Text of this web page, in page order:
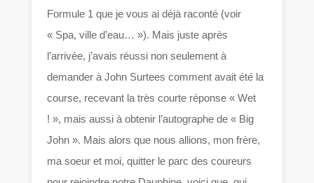
Formule 1 que je vous ai déjà raconté (voir
« Spa, ville d’eau… »). Mais juste après
l’arrivée, j’avais réussi non seulement à
demander à John Surtees comment avait été la
course, recevant la très courte réponse « Wet
! », mais aussi à obtenir l’autographe de « Big
John ». Mais alors que nous allions, mon frère,
ma soeur et moi, quitter le parc des coureurs